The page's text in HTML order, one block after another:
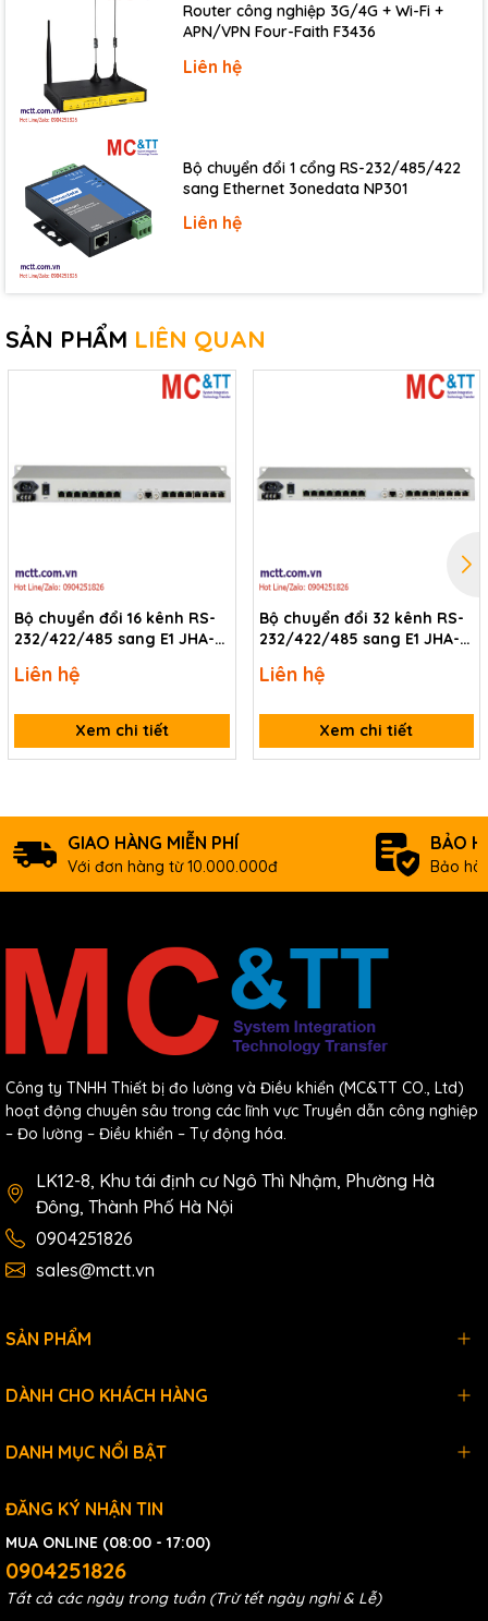
Router công nghiệp 3G/4G + Wi-Fi +
APN/VPN Four-Faith F3436
Liên hệ
Bộ chuyển đổi 1 cổng RS-232/485/422
sang Ethernet 3onedata NP301
Liên hệ
SẢN PHẨM LIÊN QUAN
Bộ chuyển đổi 16 kênh RS-
232/422/485 sang E1 JHA-
Liên hệ
Xem chi tiết
Bộ chuyển đổi 32 kênh RS-
232/422/485 sang E1 JHA-
Liên hệ
Xem chi tiết
GIAO HÀNG MIỄN PHÍ
Với đơn hàng từ 10.000.000đ
BẢO
Bảo
Công ty TNHH Thiết bị đo lường và Điều khiển (MC&TT CO., Ltd)
hoạt động chuyên sâu trong các lĩnh vực Truyền dẫn công nghiệp
– Đo lường – Điều khiển – Tự động hóa.
LK12-8, Khu tái định cư Ngô Thì Nhậm, Phường Hà
Đông, Thành Phố Hà Nội
0904251826
sales@mctt.vn
SẢN PHẨM
DÀNH CHO KHÁCH HÀNG
DANH MỤC NỔI BẬT
ĐĂNG KÝ NHẬN TIN
MUA ONLINE (08:00 - 17:00)
0904251826
Tất cả các ngày trong tuần (Trừ tết ngày nghỉ & Lễ)